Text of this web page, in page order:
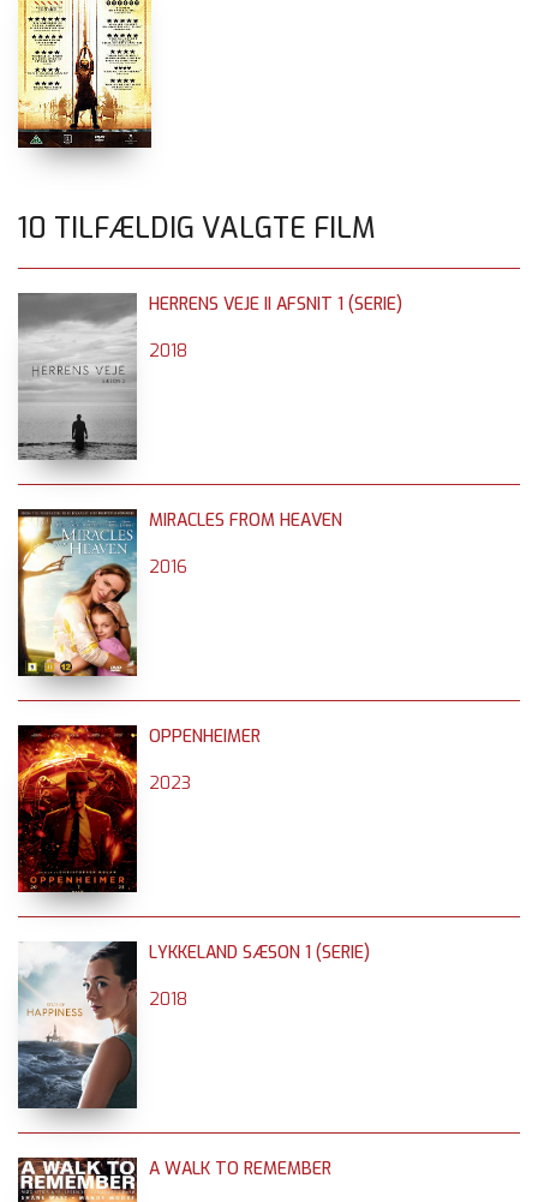
10 TILFÆLDIG VALGTE FILM
HERRENS VEJE II AFSNIT 1 (SERIE)
2018
MIRACLES FROM HEAVEN
2016
OPPENHEIMER
2023
LYKKELAND SÆSON 1 (SERIE)
2018
A WALK TO REMEMBER